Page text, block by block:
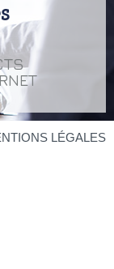
LÉGALES